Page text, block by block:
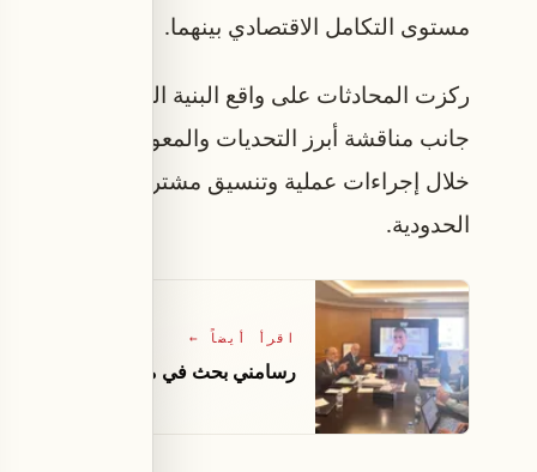
مستوى التكامل الاقتصادي بينهما.
ركزت المحادثات على واقع البنية التحتية في
جانب مناقشة أبرز التحديات والمعوقات التي تواجه
خلال إجراءات عملية وتنسيق مشترك يضمن تسريع
الحدودية.
اقرأ أيضاً ←
رسامني بحث في ملفات إنمائية وربط